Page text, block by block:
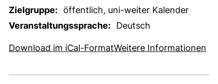
Zielgruppe:
öffentlich, uni-weiter Kalender
Veranstaltungssprache:
Deutsch
Download im iCal-Format, 1 KB (öffnet neues
Weitere Informationen